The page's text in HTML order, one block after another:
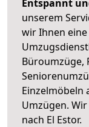
Entspannt
unserem
wir Ihnen eine
Büroumzüge,
Einzelmöbeln
Umzügen.
nach El Estor.